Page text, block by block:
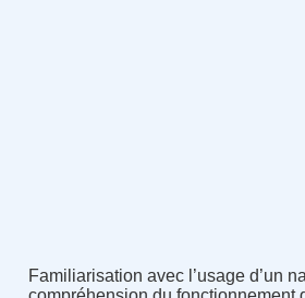
Familiarisation avec l’usage d’un